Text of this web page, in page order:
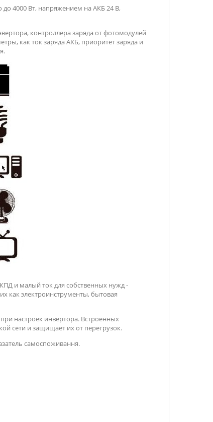
4000 Вт, напряжением на АКБ 24 В,
контроллера заряда от фотомодулей
как ток заряда АКБ, приоритет заряда и
и малый ток для собственных нужд -
как электроинструменты, бытовая
настроек инвертора. Встроенных
сети и защищает их от перегрузок.
самоспоживання.